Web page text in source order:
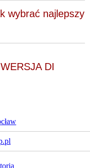
wybrać najlepszy
DI